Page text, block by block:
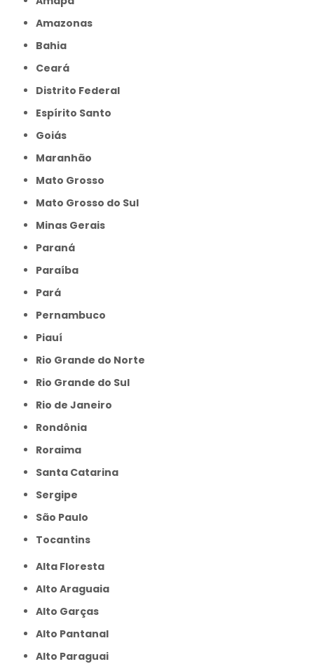
Amazonas
Bahia
Ceará
Distrito Federal
Espírito Santo
Goiás
Maranhão
Mato Grosso
Mato Grosso do Sul
Minas Gerais
Paraná
Paraíba
Pará
Pernambuco
Piauí
Rio Grande do Norte
Rio Grande do Sul
Rio de Janeiro
Rondônia
Roraima
Santa Catarina
Sergipe
São Paulo
Tocantins
Alta Floresta
Alto Araguaia
Alto Garças
Alto Pantanal
Alto Paraguai